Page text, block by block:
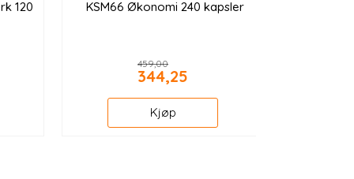
120
KSM66 Økonomi 240 kapsler
459,00
344,25
Kjøp